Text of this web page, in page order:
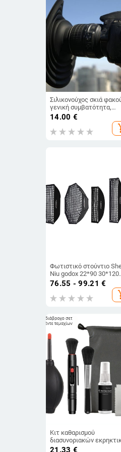
Σιλικονούχος σκιά
γενική συμβατότητα,
προσαρμογή για φακό,
14.00 €
Φωτιστικό στούντιο
Niu godox 22*90 30*120
35*140 35*160
76.55 - 99.21 €
Κιτ καθαρισμού
διασυνοριακών
φωτογραφικών μηχανών
21.33 €